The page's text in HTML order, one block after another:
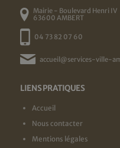
Mairie - Boulevard Henri IV
63600 AMBERT
04 73 82 07 60
accueil@services-ville-
LIENS PRATIQUES
Accueil
Nous contacter
Mentions légales